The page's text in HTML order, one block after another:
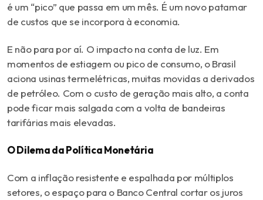
é um “pico” que passa em um mês. É um novo patamar
de custos que se incorpora à economia.
E não para por aí. O impacto na conta de luz. Em
momentos de estiagem ou pico de consumo, o Brasil
aciona usinas termelétricas, muitas movidas a derivados
de petróleo. Com o custo de geração mais alto, a conta
pode ficar mais salgada com a volta de bandeiras
tarifárias mais elevadas.
O Dilema da Política Monetária
Com a inflação resistente e espalhada por múltiplos
setores, o espaço para o Banco Central cortar os juros